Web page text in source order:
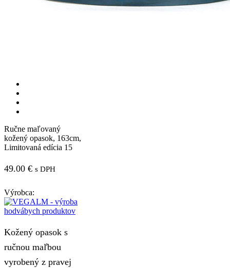
Ručne maľovaný
kožený opasok, 163cm,
Limitovaná edícia 15
49.00 € s DPH
Výrobca:
Kožený opasok s
ručnou maľbou
vyrobený z pravej